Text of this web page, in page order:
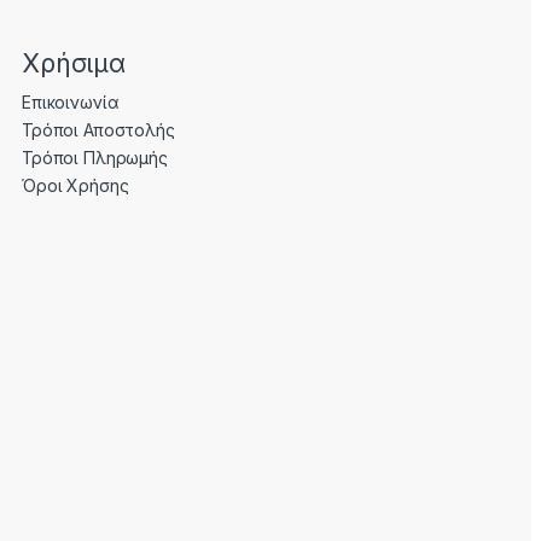
Χρήσιμα
Επικοινωνία
Τρόποι Αποστολής
Τρόποι Πληρωμής
Όροι Χρήσης